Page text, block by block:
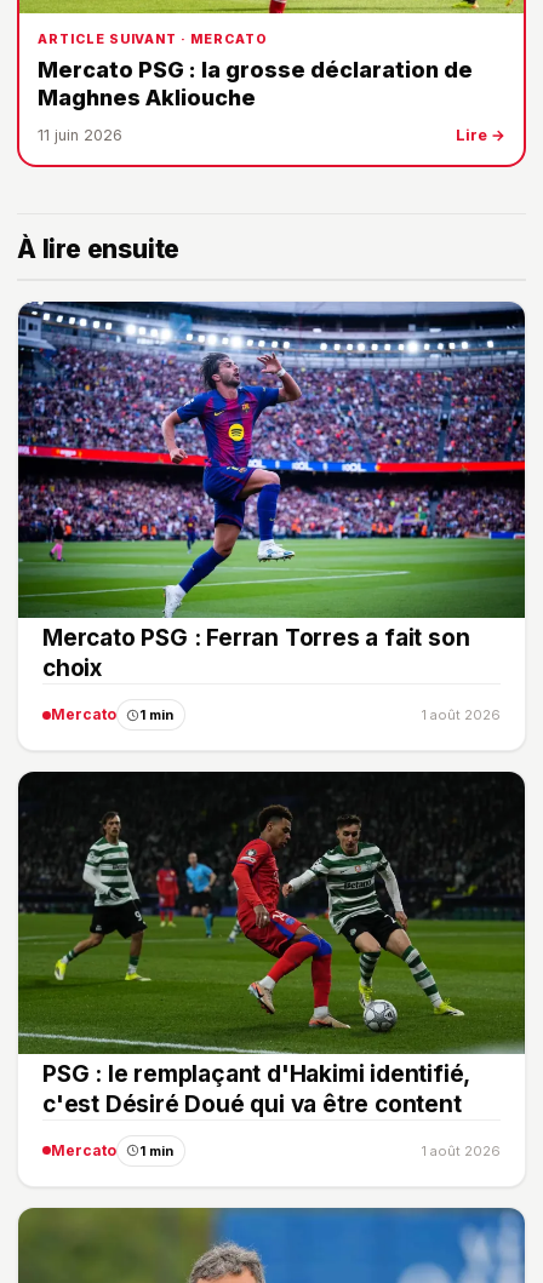
ARTICLE SUIVANT · MERCATO
Mercato PSG : la grosse déclaration de
Maghnes Akliouche
11 juin 2026 Lire →
À lire ensuite
Mercato PSG : Ferran Torres a fait son
choix
Mercato 1 min 1 août 2026
PSG : le remplaçant d'Hakimi identifié,
c'est Désiré Doué qui va être content
Mercato 1 min 1 août 2026